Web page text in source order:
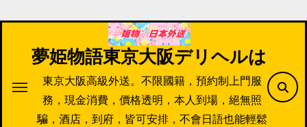
夢姫物語東京大阪デリヘルは
東京大阪高級外送。不限國籍，預約制上門服
務，現金消費，價格透明，本人到場，絕無照
騙，酒店，到府，皆可安排，不會日語也能輕鬆